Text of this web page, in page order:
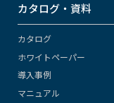
カタログ・資料
カタログ
ホワイトペーパー
導入事例
マニュアル